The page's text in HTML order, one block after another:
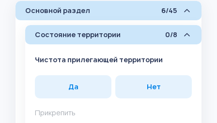
Основной раздел 6/45
Состояние территории 0/8
Чистота прилегающей территории
Да Нет
Прикрепить